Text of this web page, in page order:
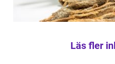
Läs fler